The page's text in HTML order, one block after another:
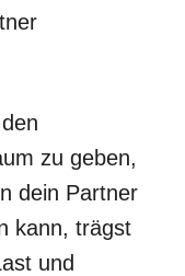
zu geben,
dein Partner
kann, trägst
und